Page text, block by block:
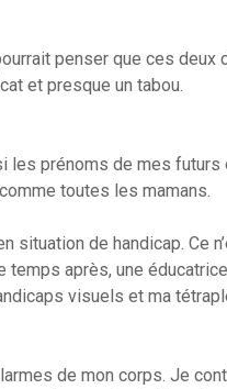
penser que ces deux
et presque un tabou.
les prénoms de mes
toutes les mamans.
situation de handicap. Ce
après, une éducatrice
visuels et ma
de mon corps. Je